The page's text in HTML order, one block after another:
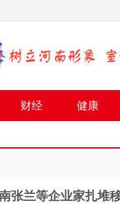
财经 健康
张兰等企业家扎堆